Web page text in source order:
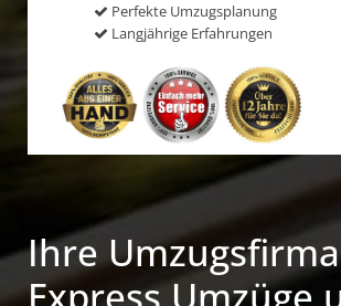
Perfekte Umzugsplanung
Langjährige Erfahrungen
Ihre